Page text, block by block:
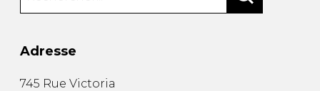
Adresse
745 Rue Victoria